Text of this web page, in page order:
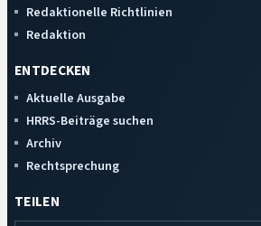
Redaktionelle Richtlinien
Redaktion
ENTDECKEN
Aktuelle Ausgabe
HRRS-Beiträge suchen
Archiv
Rechtsprechung
TEILEN